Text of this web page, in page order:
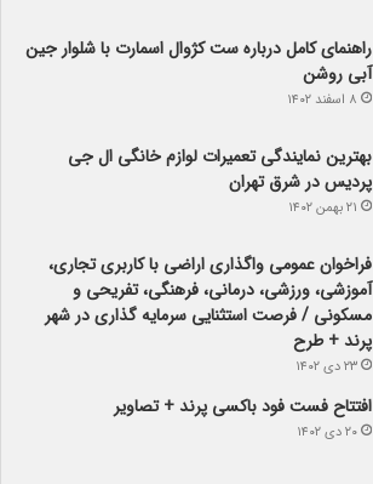
راهنمای کامل درباره ست کژوال اسمارت با شلوار جین
آبی روشن
۸ اسفند ۱۴۰۲
بهترین نمایندگی تعمیرات لوازم خانگی ال جی
پردیس در شرق تهران
۲۱ بهمن ۱۴۰۲
فراخوان عمومی واگذاری اراضی با کاربری تجاری،
آموزشی، ورزشی، درمانی، فرهنگی، تفریحی و
مسکونی / فرصت استثنایی سرمایه گذاری در شهر
پرند + طرح
۲۳ دی ۱۴۰۲
افتتاح فست فود باکسی پرند + تصاویر
۲۰ دی ۱۴۰۲